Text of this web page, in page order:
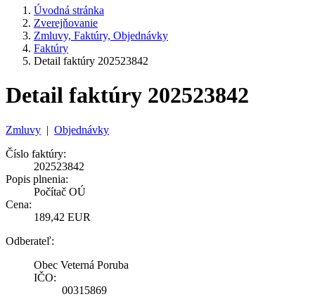
Úvodná stránka
Zverejňovanie
Zmluvy, Faktúry, Objednávky
Faktúry
Detail faktúry 202523842
Detail faktúry 202523842
Zmluvy | Objednávky
Číslo faktúry:
202523842
Popis plnenia:
Počítač OÚ
Cena:
189,42 EUR
Odberateľ:
Obec Veterná Poruba
IČO:
00315869